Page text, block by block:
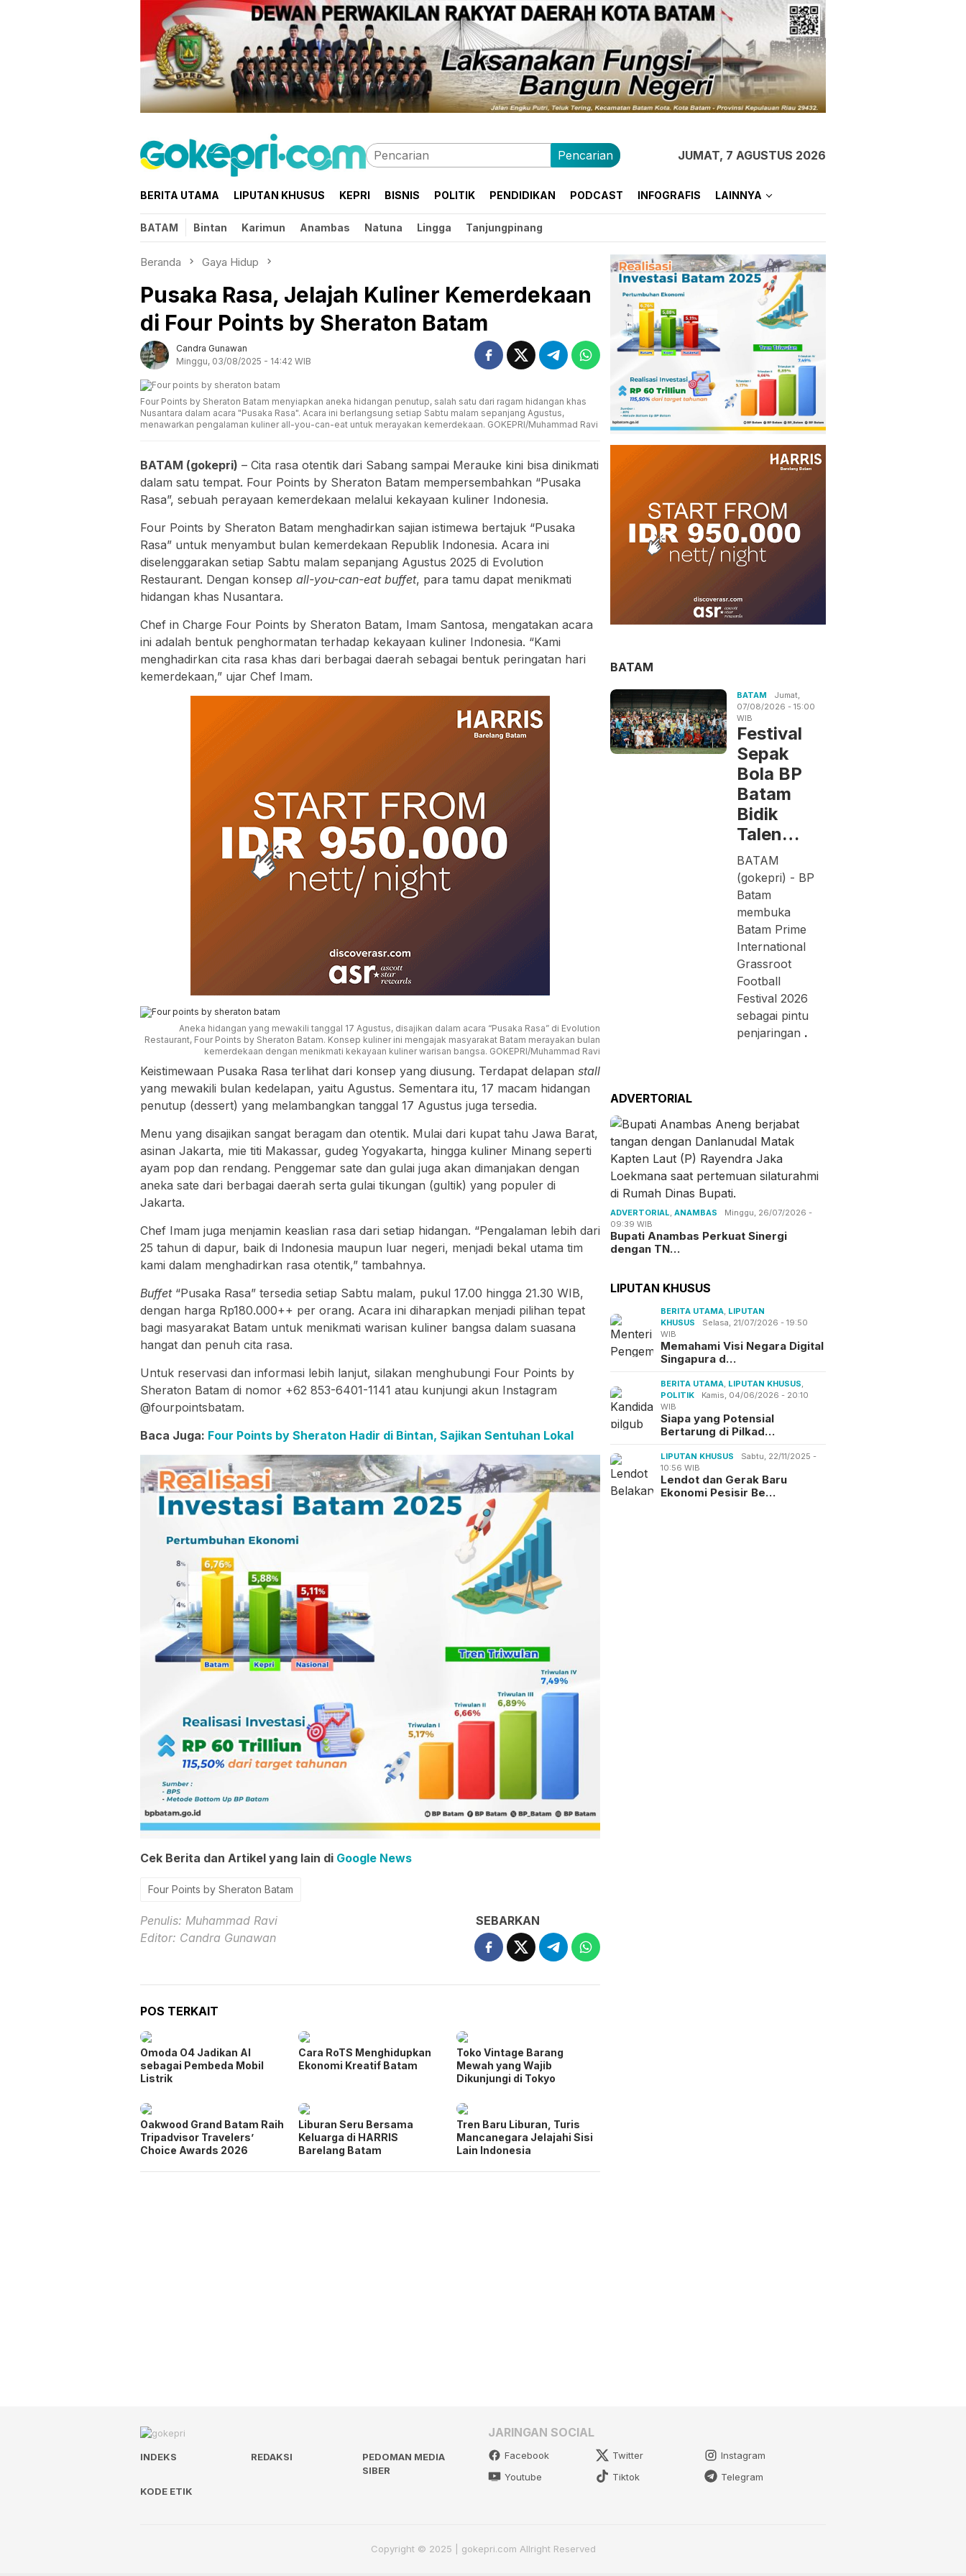
Pencarian JUMAT, 7 AGUSTUS 2026
BERITA UTAMA LIPUTAN KHUSUS KEPRI BISNIS POLITIK PENDIDIKAN PODCAST INFOGRAFIS LAINNYA
BATAM Bintan Karimun Anambas Natuna Lingga Tanjungpinang
Beranda Gaya Hidup
Pusaka Rasa, Jelajah Kuliner Kemerdekaan
di Four Points by Sheraton Batam
Candra Gunawan
Minggu, 03/08/2025 - 14:42 WIB
Four Points by Sheraton Batam menyiapkan aneka hidangan penutup, salah satu dari ragam hidangan khas
Nusantara dalam acara "Pusaka Rasa". Acara ini berlangsung setiap Sabtu malam sepanjang Agustus,
menawarkan pengalaman kuliner all-you-can-eat untuk merayakan kemerdekaan. GOKEPRI/Muhammad Ravi
BATAM (gokepri) – Cita rasa otentik dari Sabang sampai Merauke kini bisa dinikmati
dalam satu tempat. Four Points by Sheraton Batam mempersembahkan “Pusaka
Rasa”, sebuah perayaan kemerdekaan melalui kekayaan kuliner Indonesia.
Four Points by Sheraton Batam menghadirkan sajian istimewa bertajuk “Pusaka
Rasa” untuk menyambut bulan kemerdekaan Republik Indonesia. Acara ini
diselenggarakan setiap Sabtu malam sepanjang Agustus 2025 di Evolution
Restaurant. Dengan konsep all-you-can-eat buffet, para tamu dapat menikmati
hidangan khas Nusantara.
Chef in Charge Four Points by Sheraton Batam, Imam Santosa, mengatakan acara
ini adalah bentuk penghormatan terhadap kekayaan kuliner Indonesia. “Kami
menghadirkan cita rasa khas dari berbagai daerah sebagai bentuk peringatan hari
kemerdekaan,” ujar Chef Imam.
Aneka hidangan yang mewakili tanggal 17 Agustus, disajikan dalam acara “Pusaka Rasa” di Evolution
Restaurant, Four Points by Sheraton Batam. Konsep kuliner ini mengajak masyarakat Batam merayakan bulan
kemerdekaan dengan menikmati kekayaan kuliner warisan bangsa. GOKEPRI/Muhammad Ravi
Keistimewaan Pusaka Rasa terlihat dari konsep yang diusung. Terdapat delapan stall
yang mewakili bulan kedelapan, yaitu Agustus. Sementara itu, 17 macam hidangan
penutup (dessert) yang melambangkan tanggal 17 Agustus juga tersedia.
Menu yang disajikan sangat beragam dan otentik. Mulai dari kupat tahu Jawa Barat,
asinan Jakarta, mie titi Makassar, gudeg Yogyakarta, hingga kuliner Minang seperti
ayam pop dan rendang. Penggemar sate dan gulai juga akan dimanjakan dengan
aneka sate dari berbagai daerah serta gulai tikungan (gultik) yang populer di
Jakarta.
Chef Imam juga menjamin keaslian rasa dari setiap hidangan. “Pengalaman lebih dari
25 tahun di dapur, baik di Indonesia maupun luar negeri, menjadi bekal utama tim
kami dalam menghadirkan rasa otentik,” tambahnya.
Buffet“Pusaka Rasa” tersedia setiap Sabtu malam, pukul 17.00 hingga 21.30 WIB,
dengan harga Rp180.000++ per orang. Acara ini diharapkan menjadi pilihan tepat
bagi masyarakat Batam untuk menikmati warisan kuliner bangsa dalam suasana
hangat dan penuh cita rasa.
Untuk reservasi dan informasi lebih lanjut, silakan menghubungi Four Points by
Sheraton Batam di nomor +62 853-6401-1141 atau kunjungi akun Instagram
@fourpointsbatam.
Baca Juga: Four Points by Sheraton Hadir di Bintan, Sajikan Sentuhan Lokal
Cek Berita dan Artikel yang lain di Google News
Four Points by Sheraton Batam
Penulis: Muhammad Ravi
Editor: Candra Gunawan
SEBARKAN
POS TERKAIT
Omoda O4 Jadikan AI
sebagai Pembeda Mobil
Listrik
Cara RoTS Menghidupkan
Ekonomi Kreatif Batam
Toko Vintage Barang
Mewah yang Wajib
Dikunjungi di Tokyo
Oakwood Grand Batam Raih
Tripadvisor Travelers’
Choice Awards 2026
Liburan Seru Bersama
Keluarga di HARRIS
Barelang Batam
Tren Baru Liburan, Turis
Mancanegara Jelajahi Sisi
Lain Indonesia
BATAM
BATAM
Jumat,
07/08/2026 - 15:00
WIB
Festival
Sepak
Bola BP
Batam
Bidik
Talen…
BATAM
(gokepri) - BP
Batam
membuka
Batam Prime
International
Grassroot
Football
Festival 2026
sebagai pintu
penjaringan .
ADVERTORIAL
ADVERTORIAL ,ANAMBAS
Minggu, 26/07/2026 -
09:39 WIB
Bupati Anambas Perkuat Sinergi
dengan TN…
LIPUTAN KHUSUS
BERITA UTAMA LIPUTAN
KHUSUS
Selasa, 21/07/2026 - 19:50
WIB
Memahami Visi Negara Digital
Singapura d…
BERITA UTAMA LIPUTAN KHUSUS
POLITIK
Kamis, 04/06/2026 - 20:10
WIB
Siapa yang Potensial
Bertarung di Pilkad…
LIPUTAN KHUSUS
Sabtu, 22/11/2025 -
10:56 WIB
Lendot dan Gerak Baru
Ekonomi Pesisir Be…
INDEKS REDAKSI
PEDOMAN MEDIA
SIBER
KODE ETIK
JARINGAN SOCIAL
Facebook Twitter
Instagram
Youtube
Tiktok Telegram
Copyright © 2025 | gokepri.com Allright Reserved